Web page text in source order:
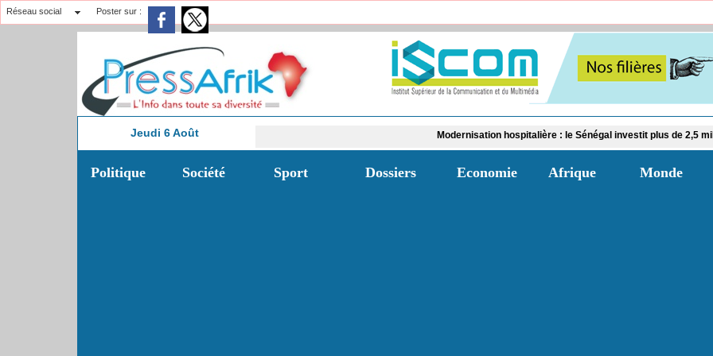
Réseau social Poster sur :
Jeudi 6 Août Modernisation hospitalière : le Sénégal investit plus de 2,5 milliards FCFA
Politique Société Sport Dossiers Economie Afrique Monde